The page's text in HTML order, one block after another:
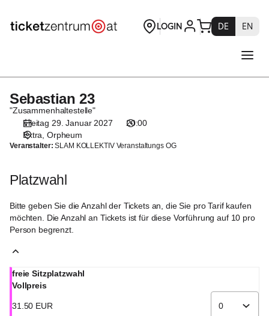
[Orpheum
Sebastian
23]
Theaterservice
Sebastian
23
Sebastian 23
"Zusammenhaltestelle"
Freitag 29. Januar 2027
20:00
Extra Orpheum
Veranstalter:SLAM KOLLEKTIV Veranstaltungs OG
Platzwahl
Bitte geben Sie die Anzahl der Tickets an, die Sie pro Tarif kaufen
möchten. Die Anzahl an Tickets ist für diese Vorführung auf 10 pro
Person begrenzt.
freie Sitzplatzwahl
Vollpreis
31 50 EUR